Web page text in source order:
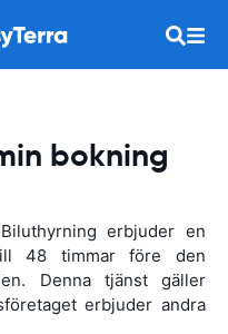
bokning
erbjuder en
48 timmar före den
Denna tjänst gäller
erbjuder andra